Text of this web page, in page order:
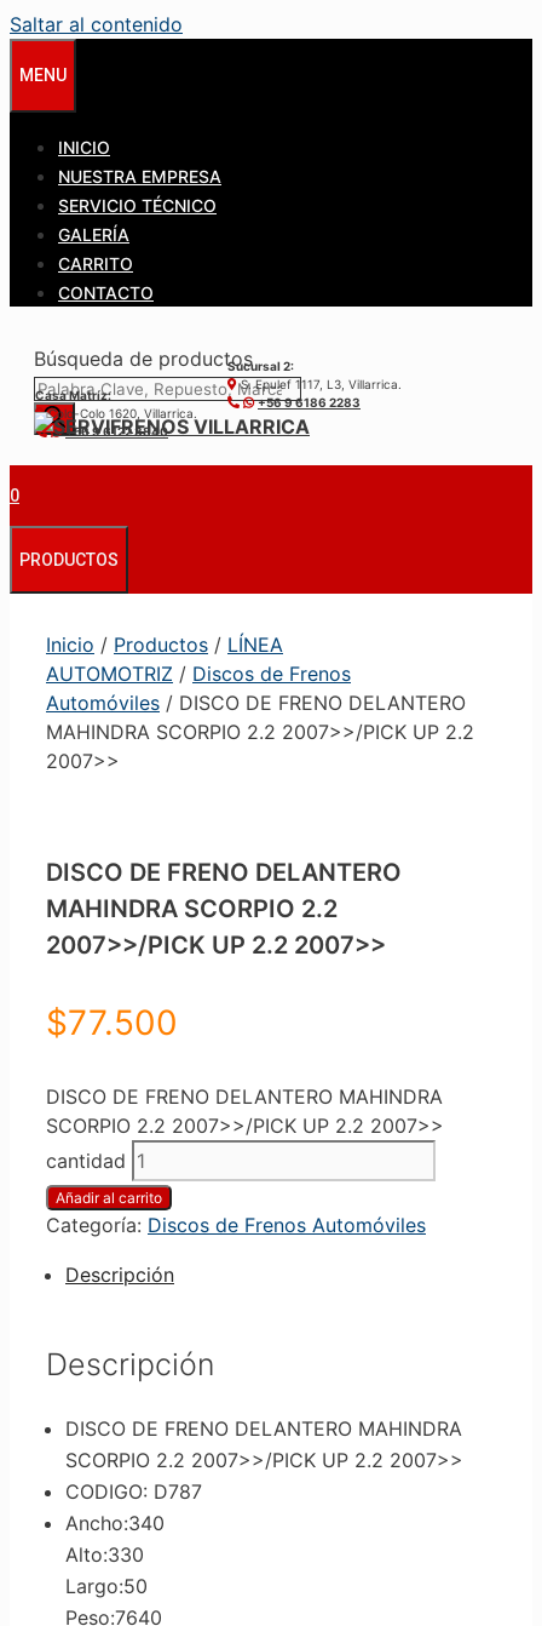
Saltar al contenido
MENU
INICIO
NUESTRA EMPRESA
SERVICIO TÉCNICO
GALERÍA
CARRITO
CONTACTO
Búsqueda de productos
Casa Matríz:
Colo-Colo 1620, Villarrica.
+56 9 6122 3840
Sucursal 2:
S. Epulef 1117, L3, Villarrica.
+56 9 6186 2283
0
PRODUCTOS
Inicio / Productos / LÍNEA
AUTOMOTRIZ / Discos de Frenos
Automóviles / DISCO DE FRENO DELANTERO
MAHINDRA SCORPIO 2.2 2007>>/PICK UP 2.2
2007>>
DISCO DE FRENO DELANTERO
MAHINDRA SCORPIO 2.2
2007>>/PICK UP 2.2 2007>>
$77.500
DISCO DE FRENO DELANTERO MAHINDRA
SCORPIO 2.2 2007>>/PICK UP 2.2 2007>>
cantidad
Añadir al carrito
Categoría: Discos de Frenos Automóviles
Descripción
Descripción
DISCO DE FRENO DELANTERO MAHINDRA
SCORPIO 2.2 2007>>/PICK UP 2.2 2007>>
CODIGO: D787
Ancho:340
Alto:330
Largo:50
Peso:7640